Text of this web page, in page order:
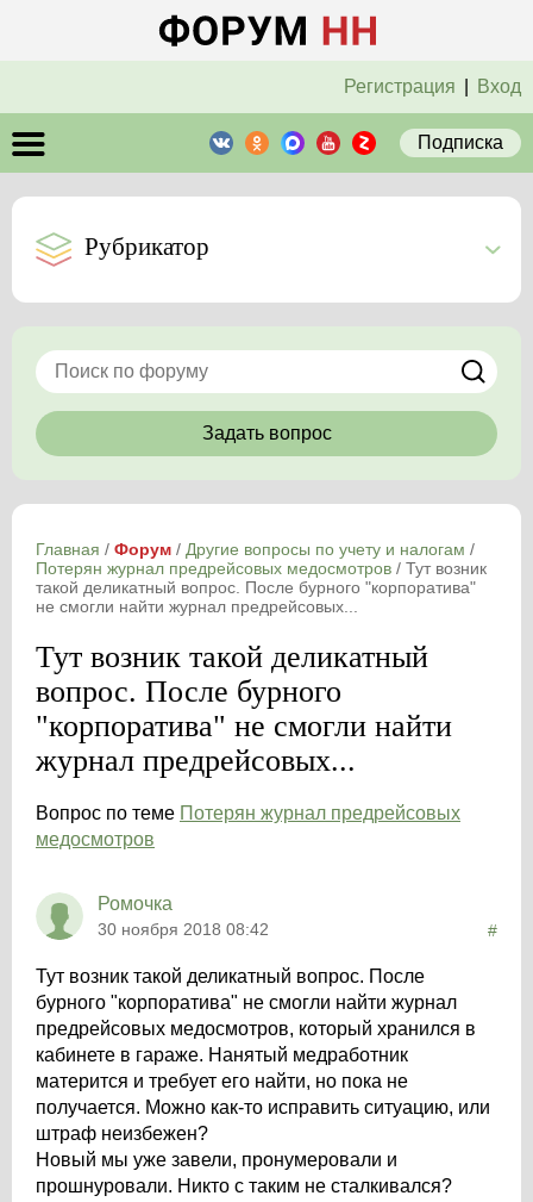
Регистрация Вход
Подписка
Рубрикатор
Задать вопрос
Главная / Форум / Другие вопросы по учету и налогам /
Потерян журнал предрейсовых медосмотров / Тут возник
такой деликатный вопрос. После бурного "корпоратива"
не смогли найти журнал предрейсовых...
Тут возник такой деликатный
вопрос. После бурного
"корпоратива" не смогли найти
журнал предрейсовых...
Вопрос по теме Потерян журнал предрейсовых
медосмотров
Ромочка
30 ноября 2018 08:42 #
Тут возник такой деликатный вопрос. После
бурного "корпоратива" не смогли найти журнал
предрейсовых медосмотров, который хранился в
кабинете в гараже. Нанятый медработник
матерится и требует его найти, но пока не
получается. Можно как-то исправить ситуацию, или
штраф неизбежен?
Новый мы уже завели, пронумеровали и
прошнуровали. Никто с таким не сталкивался?